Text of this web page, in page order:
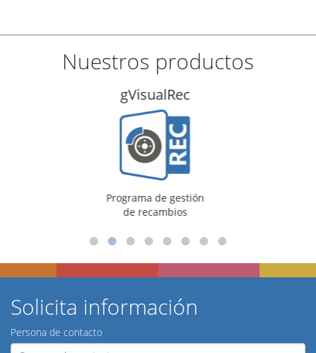
Nuestros productos
Programa de gestión
Solicita información
Persona de contacto